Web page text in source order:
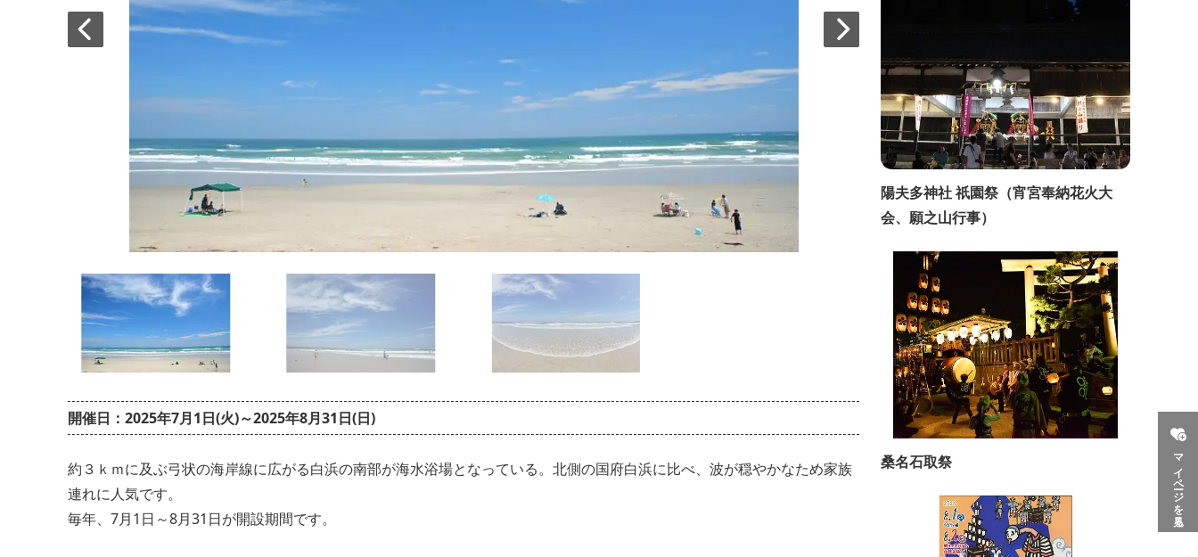
マイページを見る
開催日：2025年7月1日(火)～2025年8月31日(日)
約３ｋｍに及ぶ弓状の海岸線に広がる白浜の南部が海水浴場となっている。北側の国府白浜に比べ、波が穏やかなため家族
連れに人気です。
毎年、7月1日～8月31日が開設期間です。
陽夫多神社 祇園祭（宵宮奉納花火大
会、願之山行事）
桑名石取祭